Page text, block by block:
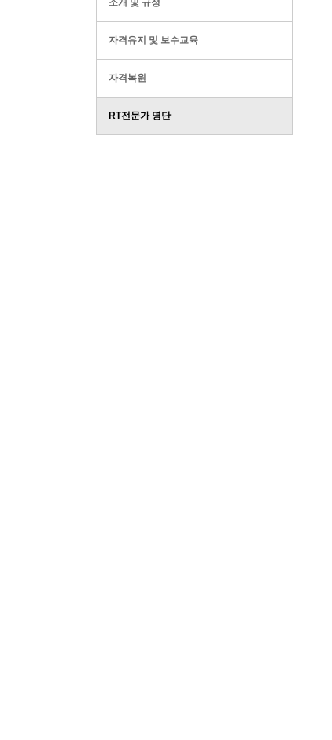
소개 및 규정
자격유지 및 보수교육
자격복원
RT전문가 명단